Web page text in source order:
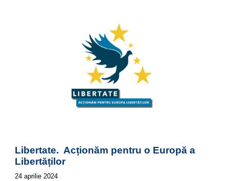
Libertate. Acționăm pentru o Europă a
Libertăților
24 aprilie 2024